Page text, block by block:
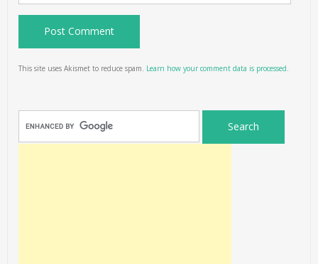
This site uses Akismet to reduce spam. Learn how your comment data is processed.